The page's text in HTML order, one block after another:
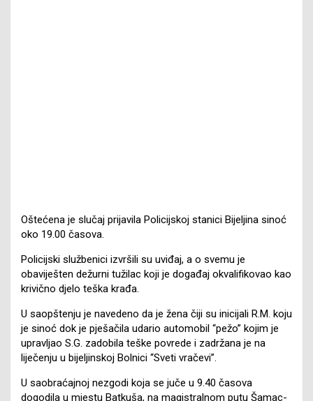
Oštećena je slučaj prijavila Policijskoj stanici Bijeljina sinoć
oko 19.00 časova.
Policijski službenici izvršili su uviđaj, a o svemu je
obaviješten dežurni tužilac koji je događaj okvalifikovao kao
krivično djelo teška krađa.
U saopštenju je navedeno da je žena čiji su inicijali R.M. koju
je sinoć dok je pješačila udario automobil “pežo” kojim je
upravljao S.G. zadobila teške povrede i zadržana je na
liječenju u bijeljinskoj Bolnici “Sveti vračevi”.
U saobraćajnoj nezgodi koja se juče u 9.40 časova
dogodila u mjestu Batkuša, na magistralnom putu Šamac-